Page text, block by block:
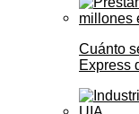
Cuánto
Express